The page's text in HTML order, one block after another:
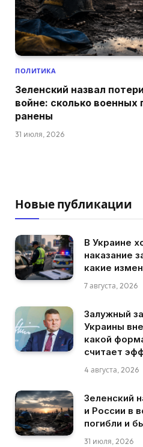
ПОЛИТИКА
Зеленский назвал
войне: сколько военных
ранены
31 июля, 2026
Новые публикации
В Украине
наказание
какие
7 августа, 2026
Залужный
Украины
какой
считает
4 августа, 2026
Зеленский
и России в
погибли и
31 июля, 2026